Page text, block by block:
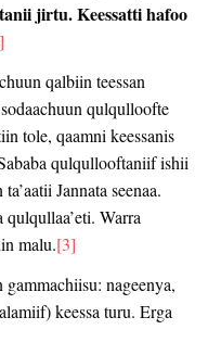
jirtu. Keessatti hafoo
qalbiin teessan
qulqulloofte
tole, qaamni keessanis
qulqullooftaniif ishii
Jannata seenaa.
qulqullaa’eti. Warra
malu.[3]
nageenya,
keessa turu. Erga